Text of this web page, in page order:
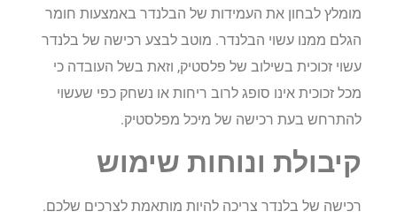
מומלץ לבחון את העמידות של הבלנדר באמצעות חומר
הגלם ממנו עשוי הבלנדר. מוטב לבצע רכישה של בלנדר
עשוי זכוכית בשילוב של פלסטיק, וזאת בשל העובדה כי
מכל זכוכית אינו סופג לרוב ריחות או נשחק כפי שעשוי
להתרחש בעת רכישה של מיכל מפלסטיק.
קיבולת ונוחות שימוש
רכישה של בלנדר צריכה להיות מותאמת לצרכים שלכם.